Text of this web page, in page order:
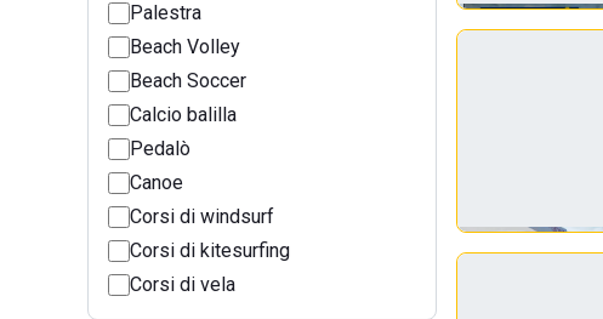
Palestra
Beach Volley
Beach Soccer
Calcio balilla
Pedalò
Canoe
Corsi di windsurf
Corsi di kitesurfing
Corsi di vela